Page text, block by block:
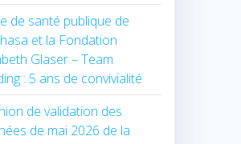
de santé publique de
et la Fondation
Glaser – Team
: 5 ans de convivialité
de validation des
de mai 2026 de la